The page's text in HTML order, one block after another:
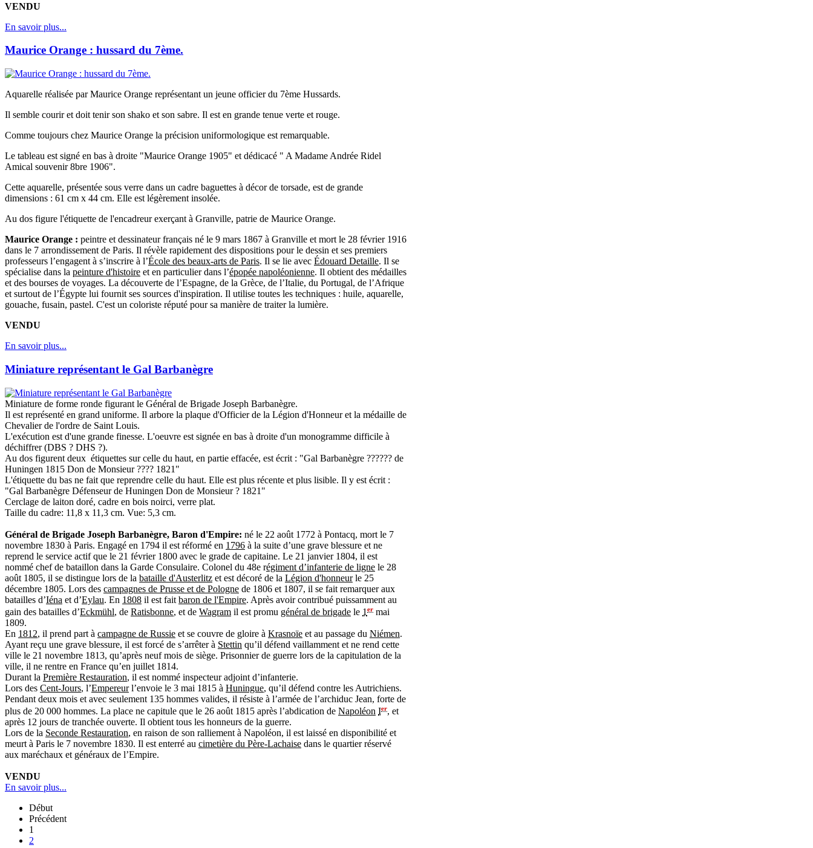
VENDU
En savoir plus...
Maurice Orange : hussard du 7ème.
Aquarelle réalisée par Maurice Orange représentant un jeune officier du 7ème Hussards.
Il semble courir et doit tenir son shako et son sabre. Il est en grande tenue verte et rouge.
Comme toujours chez Maurice Orange la précision uniformologique est remarquable.
Le tableau est signé en bas à droite "Maurice Orange 1905" et dédicacé " A Madame Andrée Ridel
Amical souvenir 8bre 1906".
Cette aquarelle, présentée sous verre dans un cadre baguettes à décor de torsade, est de grande
dimensions : 61 cm x 44 cm. Elle est légèrement insolée.
Au dos figure l'étiquette de l'encadreur exerçant à Granville, patrie de Maurice Orange.
Maurice Orange : peintre et dessinateur français né le 9 mars 1867 à Granville et mort le 28 février 1916
dans le 7 arrondissement de Paris. Il révèle rapidement des dispositions pour le dessin et ses premiers
professeurs l’engagent à s’inscrire à l’École des beaux-arts de Paris. Il se lie avec Édouard Detaille. Il se
spécialise dans la peinture d'histoire et en particulier dans l’épopée napoléonienne. Il obtient des médailles
et des bourses de voyages. La découverte de l’Espagne, de la Grèce, de l’Italie, du Portugal, de l’Afrique
et surtout de l’Égypte lui fournit ses sources d'inspiration. Il utilise toutes les techniques : huile, aquarelle,
gouache, fusain, pastel. C'est un coloriste réputé pour sa manière de traiter la lumière.
VENDU
En savoir plus...
Miniature représentant le Gal Barbanègre
Miniature de forme ronde figurant le Général de Brigade Joseph Barbanègre.
Il est représenté en grand uniforme. Il arbore la plaque d'Officier de la Légion d'Honneur et la médaille de
Chevalier de l'ordre de Saint Louis.
L'exécution est d'une grande finesse. L'oeuvre est signée en bas à droite d'un monogramme difficile à
déchiffrer (DBS ? DHS ?).
Au dos figurent deux étiquettes sur celle du haut, en partie effacée, est écrit : "Gal Barbanègre ?????? de
Huningen 1815 Don de Monsieur ???? 1821"
L'étiquette du bas ne fait que reprendre celle du haut. Elle est plus récente et plus lisible. Il y est écrit :
"Gal Barbanègre Défenseur de Huningen Don de Monsieur ? 1821"
Cerclage de laiton doré, cadre en bois noirci, verre plat.
Taille du cadre: 11,8 x 11,3 cm. Vue: 5,3 cm.
Général de Brigade Joseph Barbanègre, Baron d'Empire: né le 22 août 1772 à Pontacq, mort le 7
novembre 1830 à Paris. Engagé en 1794 il est réformé en 1796 à la suite d’une grave blessure et ne
reprend le service actif que le 21 février 1800 avec le grade de capitaine. Le 21 janvier 1804, il est
nommé chef de bataillon dans la Garde Consulaire. Colonel du 48e régiment d’infanterie de ligne le 28
août 1805, il se distingue lors de la bataille d'Austerlitz et est décoré de la Légion d'honneurle 25
décembre 1805. Lors des campagnes de Prusse et de Pologne de 1806 et 1807, il se fait remarquer aux
batailles d’Iéna et d’Eylau. En 1808 il est fait baron de l'Empire. Après avoir contribué puissamment au
gain des batailles d’Eckmühl, de Ratisbonne, et de Wagram il est promu général de brigade le 1 er mai
1809.
En 1812, il prend part à campagne de Russie et se couvre de gloire à Krasnoïe et au passage du Niémen.
Ayant reçu une grave blessure, il est forcé de s’arrêter à Stettin qu’il défend vaillamment et ne rend cette
ville le 21 novembre 1813, qu’après neuf mois de siège. Prisonnier de guerre lors de la capitulation de la
ville, il ne rentre en France qu’en juillet 1814.
Durant la Première Restauration, il est nommé inspecteur adjoint d’infanterie.
Lors des Cent-Jours, l’Empereurl’envoie le 3 mai 1815 à Huningue, qu’il défend contre les Autrichiens.
Pendant deux mois et avec seulement 135 hommes valides, il résiste à l’armée de l’archiduc Jean, forte de
plus de 20 000 hommes. La place ne capitule que le 26 août 1815 après l’abdication de Napoléon Ier, et
après 12 jours de tranchée ouverte. Il obtient tous les honneurs de la guerre.
Lors de la Seconde Restauration, en raison de son ralliement à Napoléon, il est laissé en disponibilité et
meurt à Paris le 7 novembre 1830. Il est enterré au cimetière du Père-Lachaise dans le quartier réservé
aux maréchaux et généraux de l’Empire.
VENDU
En savoir plus...
Début
Précédent
1
2